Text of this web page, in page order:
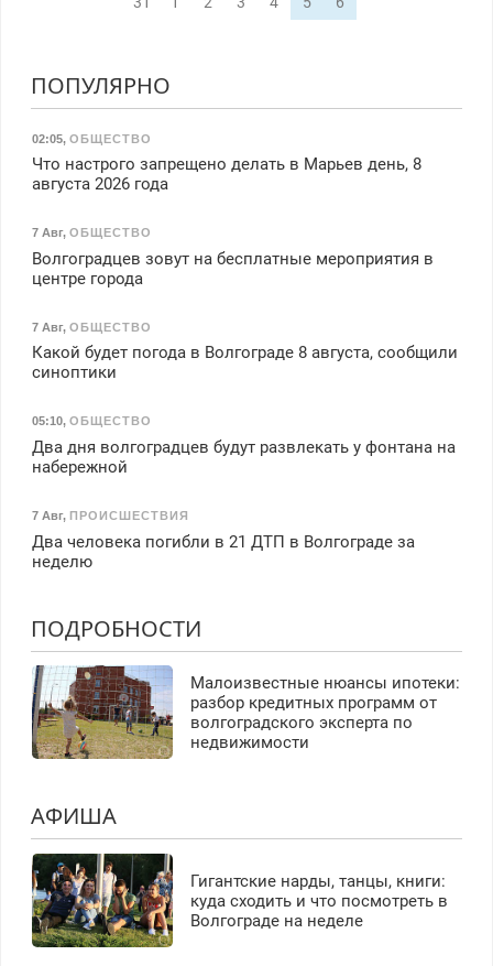
ПОПУЛЯРНО
02:05, ОБЩЕСТВО
Что настрого запрещено делать в Марьев день, 8
августа 2026 года
7 Авг, ОБЩЕСТВО
Волгоградцев зовут на бесплатные мероприятия в
центре города
7 Авг, ОБЩЕСТВО
Какой будет погода в Волгограде 8 августа, сообщили
синоптики
05:10, ОБЩЕСТВО
Два дня волгоградцев будут развлекать у фонтана на
набережной
7 Авг, ПРОИСШЕСТВИЯ
Два человека погибли в 21 ДТП в Волгограде за
неделю
ПОДРОБНОСТИ
Малоизвестные нюансы ипотеки:
разбор кредитных программ от
волгоградского эксперта по
недвижимости
АФИША
Гигантские нарды, танцы, книги:
куда сходить и что посмотреть в
Волгограде на неделе